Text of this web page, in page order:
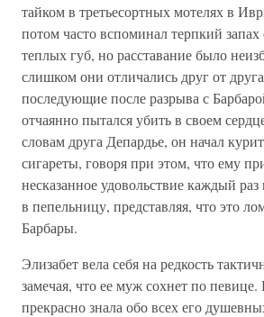
тайком в третьесортных мотелях в
потом часто вспоминал терпкий запах
теплых губ, но расставание было
слишком они отличались друг от
последующие после разрыва с
отчаянно пытался убить в своем
словам друга Депардье, он начал
сигареты, говоря при этом, что ему
несказанное удовольствие каждый
в пепельницу, представляя, что это
Барбары.
Элизабет вела себя на редкость
замечая, что ее муж сохнет по певице.
прекрасно знала обо всех его